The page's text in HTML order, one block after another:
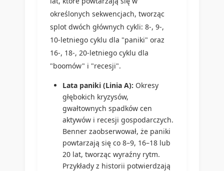
określonych sekwencjach, tworząc
splot dwóch głównych cykli: 8-, 9-,
10-letniego cyklu dla "paniki" oraz
16-, 18-, 20-letniego cyklu dla
"boomów" i "recesji".
Lata paniki (Linia A): Okresy
głębokich kryzysów,
gwałtownych spadków cen
aktywów i recesji gospodarczych.
Benner zaobserwował, że paniki
powtarzają się co 8–9, 16–18 lub
20 lat, tworząc wyraźny rytm.
Przykłady z historii potwierdzają